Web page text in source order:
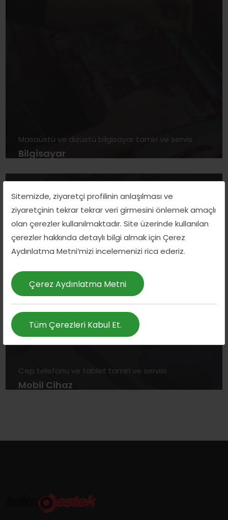
Sitemizde, ziyaretçi profilinin anlaşılması ve
ziyaretçinin tekrar tekrar veri girmesini önlemek amaçlı
olan çerezler kullanılmaktadır. Site üzerinde kullanılan
çerezler hakkında detaylı bilgi almak için Çerez
Aydınlatma Metni’mizi incelemenizi rica ederiz.
Çerez Aydınlatma Metni
Tüm Çerezleri Kabul Et.
Masaüstü ve dizüstü bilgisayar tamiri ve servis
Bilgisayar
Cep telefonu ve tablet tamiri ve servisi
Mobil Cihaz